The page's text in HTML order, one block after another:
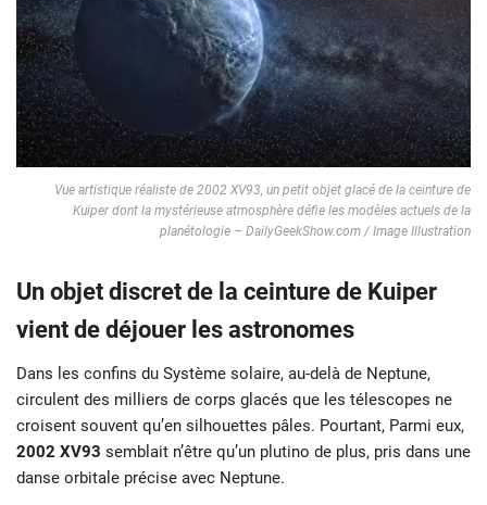
Vue artistique réaliste de 2002 XV93, un petit objet glacé de la ceinture de
Kuiper dont la mystérieuse atmosphère défie les modèles actuels de la
planétologie – DailyGeekShow.com / Image Illustration
Un objet discret de la ceinture de Kuiper
vient de déjouer les astronomes
Dans les confins du Système solaire, au-delà de Neptune,
circulent des milliers de corps glacés que les télescopes ne
croisent souvent qu’en silhouettes pâles. Pourtant, Parmi eux,
2002 XV93 semblait n’être qu’un plutino de plus, pris dans une
danse orbitale précise avec Neptune.